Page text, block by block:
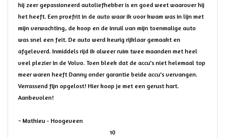
hij zeer gepassioneerd autoliefhebber is en goed weet waarover hij
het heeft. Een proefrit in de auto waar ik voor kwam was in lijn met
mijn verwachting, de koop en de inruil van mijn toenmalige auto
was snel een feit. De auto werd keurig rijklaar gemaakt en
afgeleverd. Inmiddels rijd ik alweer ruim twee maanden met heel
veel plezier in de Volvo. Toen bleek dat de accu's niet helemaal top
meer waren heeft Danny onder garantie beide accu's vervangen.
Verrassend fijn opgelost! Hier koop je met een gerust hart.
Aanbevolen!
~ Mathieu - Hoogeveen
10